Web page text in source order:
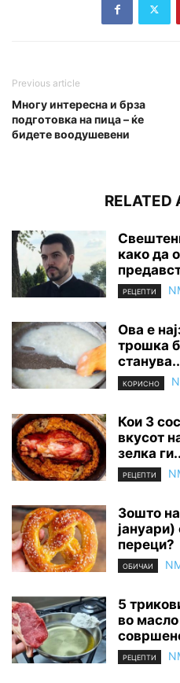
Previous article
Многу интересна и брза
подготовка на пица – ќе
бидете воодушевени
RELATED
како да
РЕЦЕПТИ
Ова е
трошка
КОРИСНО
Кои 3
вкусот
зелка
РЕЦЕПТИ
Зошто
переци?
ОБИЧАИ
5
во
РЕЦЕПТИ